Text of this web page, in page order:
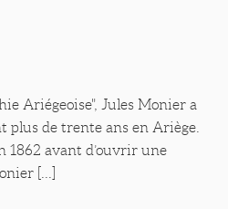
Ariégeoise", Jules Monier a
plus de trente ans en Ariège.
1862 avant d’ouvrir une
[...]